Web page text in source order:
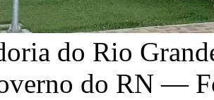
do Rio
do RN —